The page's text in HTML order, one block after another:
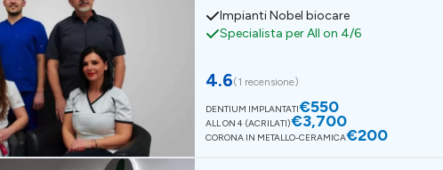
Impianti Nobel biocare
Specialista per All on 4/6
4.6(1 recensione)
DENTIUM IMPLANTATI€550
ALL ON 4 (ACRILATI)€3,700
CORONA IN METALLO-CERAMICA€200